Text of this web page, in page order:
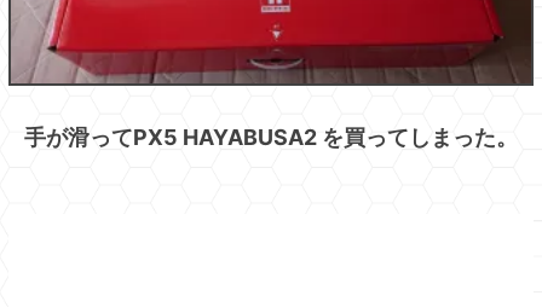
手が滑ってPX5 HAYABUSA2 を買ってしまった。